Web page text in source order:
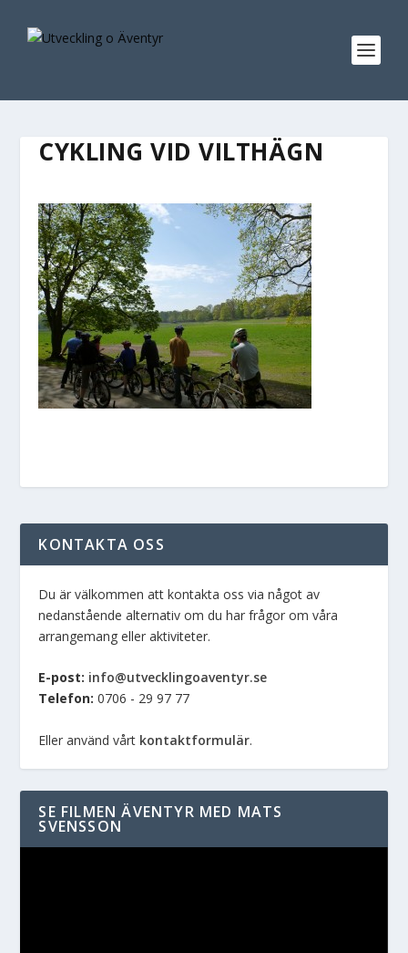
CYKLING VID VILTHÄGN
KONTAKTA OSS
Du är välkommen att kontakta oss via något av
nedanstående alternativ om du har frågor om våra
arrangemang eller aktiviteter.
E-post: info@utvecklingoaventyr.se
Telefon: 0706 - 29 97 77
Eller använd vårt kontaktformulär.
SE FILMEN ÄVENTYR MED MATS
SVENSSON